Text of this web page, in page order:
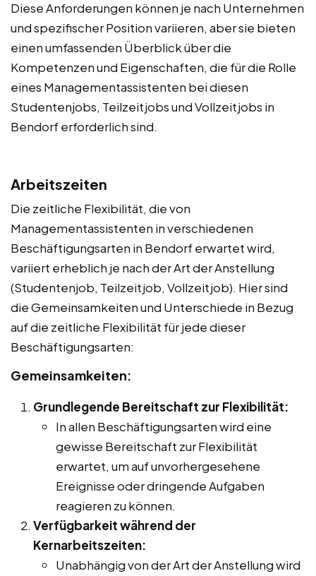
Diese Anforderungen können je nach Unternehmen
und spezifischer Position variieren, aber sie bieten
einen umfassenden Überblick über die
Kompetenzen und Eigenschaften, die für die Rolle
eines Managementassistenten bei diesen
Studentenjobs, Teilzeitjobs und Vollzeitjobs in
Bendorf erforderlich sind.
Arbeitszeiten
Die zeitliche Flexibilität, die von
Managementassistenten in verschiedenen
Beschäftigungsarten in Bendorf erwartet wird,
variiert erheblich je nach der Art der Anstellung
(Studentenjob, Teilzeitjob, Vollzeitjob). Hier sind
die Gemeinsamkeiten und Unterschiede in Bezug
auf die zeitliche Flexibilität für jede dieser
Beschäftigungsarten:
Gemeinsamkeiten:
Grundlegende Bereitschaft zur Flexibilität:
In allen Beschäftigungsarten wird eine
gewisse Bereitschaft zur Flexibilität
erwartet, um auf unvorhergesehene
Ereignisse oder dringende Aufgaben
reagieren zu können.
Verfügbarkeit während der
Kernarbeitszeiten:
Unabhängig von der Art der Anstellung wird